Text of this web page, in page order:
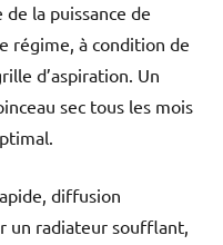
la puissance de
régime, à condition de
d’aspiration. Un
sec tous les mois
diffusion
un radiateur soufflant,